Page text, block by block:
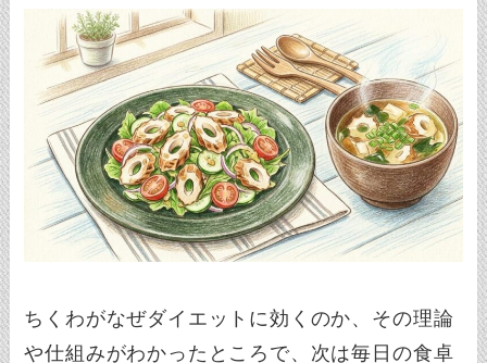
ちくわがなぜダイエットに効くのか、その理論
や仕組みがわかったところで、次は毎日の食卓